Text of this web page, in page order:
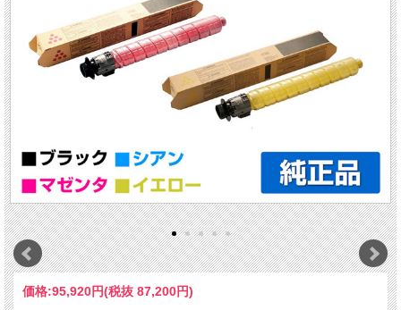
価格:95,920円(税抜 87,200円)